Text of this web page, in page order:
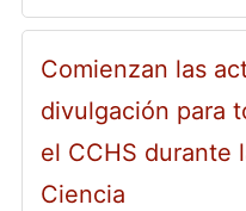
Comienzan las
divulgación para
el CCHS durante
Ciencia